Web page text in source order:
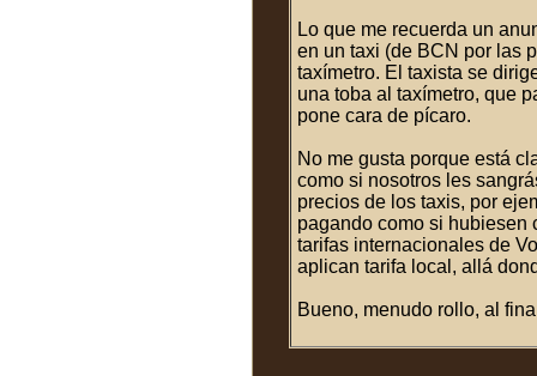
Lo que me recuerda un
en un taxi (de BCN por las
taxímetro. El taxista se
una toba al taxímetro, que
pone cara de pícaro.
No me gusta porque está
como si nosotros les
precios de los taxis, por
pagando como si hubiesen
tarifas internacionales de
aplican tarifa local, allá
Bueno, menudo rollo, al